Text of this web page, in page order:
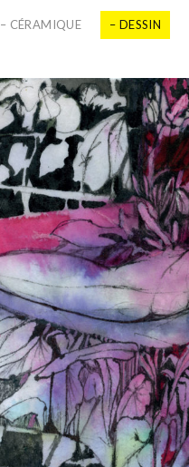
– CÉRAMIQUE – DESSIN